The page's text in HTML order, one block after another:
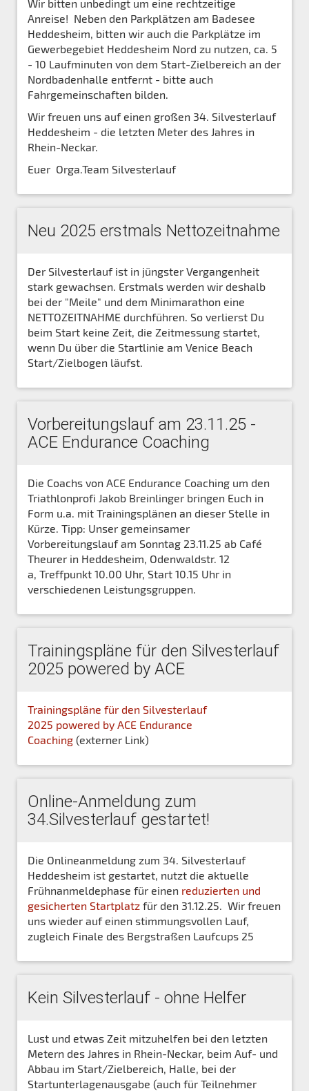
Wir bitten unbedingt um eine rechtzeitige
Anreise! Neben den Parkplätzen am Badesee
Heddesheim, bitten wir auch die Parkplätze im
Gewerbegebiet Heddesheim Nord zu nutzen, ca. 5
- 10 Laufminuten von dem Start-Zielbereich an der
Nordbadenhalle entfernt - bitte auch
Fahrgemeinschaften bilden.
Wir freuen uns auf einen großen 34. Silvesterlauf
Heddesheim - die letzten Meter des Jahres in
Rhein-Neckar.
Euer Orga.Team Silvesterlauf
Neu 2025 erstmals Nettozeitnahme
Der Silvesterlauf ist in jüngster Vergangenheit
stark gewachsen. Erstmals werden wir deshalb
bei der "Meile" und dem Minimarathon eine
NETTOZEITNAHME durchführen. So verlierst Du
beim Start keine Zeit, die Zeitmessung startet,
wenn Du über die Startlinie am Venice Beach
Start/Zielbogen läufst.
Vorbereitungslauf am 23.11.25 -
ACE Endurance Coaching
Die Coachs von ACE Endurance Coaching um den
Triathlonprofi Jakob Breinlinger bringen Euch in
Form u.a. mit Trainingsplänen an dieser Stelle in
Kürze. Tipp: Unser gemeinsamer
Vorbereitungslauf am Sonntag 23.11.25 ab Café
Theurer in Heddesheim, Odenwaldstr. 12
a, Treffpunkt 10.00 Uhr, Start 10.15 Uhr in
verschiedenen Leistungsgruppen.
Trainingspläne für den Silvesterlauf
2025 powered by ACE
Trainingspläne für den Silvesterlauf
2025 powered by ACE Endurance
Coaching (externer Link)
Online-Anmeldung zum
34.Silvesterlauf gestartet!
Die Onlineanmeldung zum 34. Silvesterlauf
Heddesheim ist gestartet, nutzt die aktuelle
Frühnanmeldephase für einen reduzierten und
gesicherten Startplatz für den 31.12.25. Wir freuen
uns wieder auf einen stimmungsvollen Lauf,
zugleich Finale des Bergstraßen Laufcups 25
Kein Silvesterlauf - ohne Helfer
Lust und etwas Zeit mitzuhelfen bei den letzten
Metern des Jahres in Rhein-Neckar, beim Auf- und
Abbau im Start/Zielbereich, Halle, bei der
Startunterlagenausgabe (auch für Teilnehmer